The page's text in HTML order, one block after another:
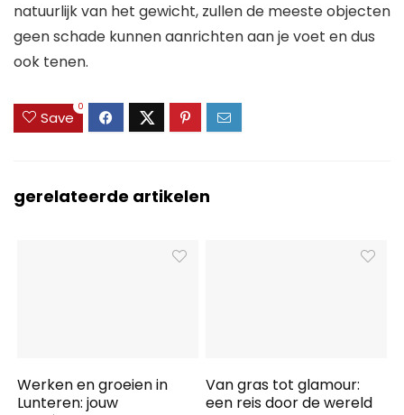
natuurlijk van het gewicht, zullen de meeste objecten
geen schade kunnen aanrichten aan je voet en dus
ook tenen.
Save
0
gerelateerde artikelen
Werken en groeien in
Lunteren: jouw
Van gras tot glamour:
een reis door de wereld